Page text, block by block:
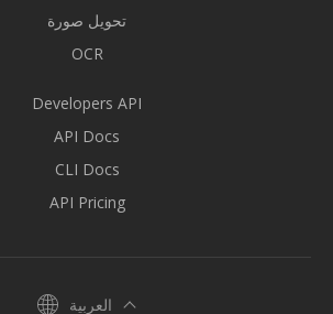
تحويل صورة
OCR
Developers API
API Docs
CLI Docs
API Pricing
العربية